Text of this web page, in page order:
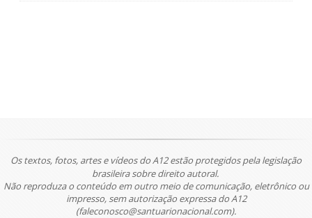
Os textos, fotos, artes e vídeos do A12 estão protegidos pela legislação
brasileira sobre direito autoral.
Não reproduza o conteúdo em outro meio de comunicação, eletrônico ou
impresso, sem autorização expressa do A12
(faleconosco@santuarionacional.com).